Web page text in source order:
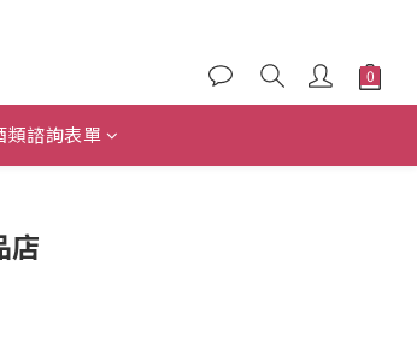
類諮詢表單
店